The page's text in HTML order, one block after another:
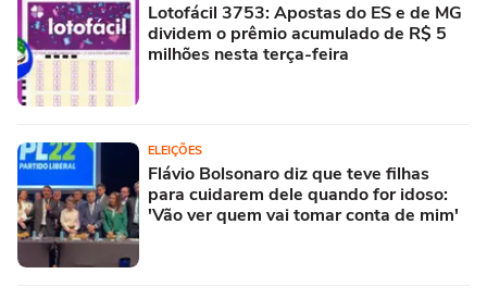
Lotofácil 3753: Apostas do ES e de MG
dividem o prêmio acumulado de R$ 5
milhões nesta terça-feira
ELEIÇÕES
Flávio Bolsonaro diz que teve filhas
para cuidarem dele quando for idoso:
'Vão ver quem vai tomar conta de mim'